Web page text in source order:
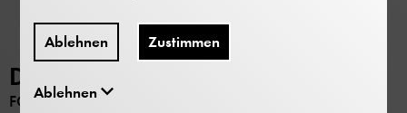
Deutsches Museum
FORSCHUNG
Ablehnen Zustimmen
Ablehnen